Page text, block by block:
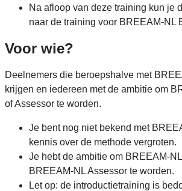
Na afloop van deze training kun je
naar de training voor BREEAM-NL
Voor wie?
Deelnemers die beroepshalve met
krijgen en iedereen met de ambitie om
of Assessor te worden.
Je bent nog niet bekend met
kennis over de methode vergroten.
Je hebt de ambitie om BREEAM-
BREEAM-NL Assessor te worden.
Let op: de introductietraining is